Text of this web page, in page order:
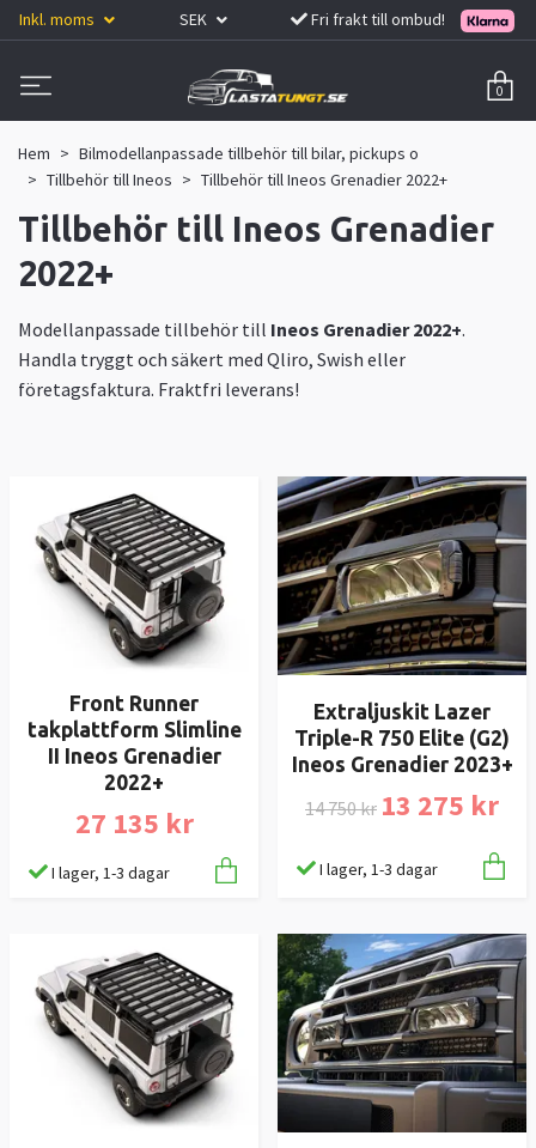
Inkl. moms SEK Fri frakt till ombud!
0
Hem
Bilmodellanpassade tillbehör till bilar, pickups o
Tillbehör till Ineos
Tillbehör till Ineos Grenadier 2022+
Tillbehör till Ineos Grenadier
2022+
Modellanpassade tillbehör till Ineos Grenadier 2022+.
Handla tryggt och säkert med Qliro, Swish eller
företagsfaktura. Fraktfri leverans!
Front Runner
takplattform Slimline
II Ineos Grenadier
2022+
27 135 kr
I lager, 1-3 dagar
Extraljuskit Lazer
Triple-R 750 Elite (G2)
Ineos Grenadier 2023+
14 750 kr 13 275 kr
I lager, 1-3 dagar